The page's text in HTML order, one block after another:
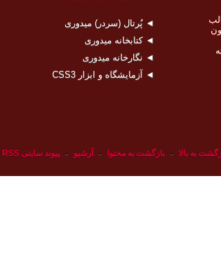
◄ پُرتال (سردر) میدوری
◄ کتابخانه میدوری
◄ نگارخانه میدوری
◄ آزمایشگاه و ابزار CSS3
به بالا - بازگشت به محتوا - آرشیو - پیوند سایتی RSS